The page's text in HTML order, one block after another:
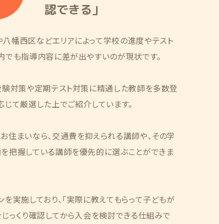
認できる」
幡西区などエリアによって学校の進度やテスト
でも指導内容に差が出やすいのが現状です。
験対策や定期テスト対策に精通した教師を多数登
て厳選した上でご紹介しています。
住まいなら、交通費を抑えられる講師や、その学
把握している講師を優先的に選ぶことができま
実施しており、「実際に教えてもらって子どもが
っくり確認してから入会を検討できる仕組みで